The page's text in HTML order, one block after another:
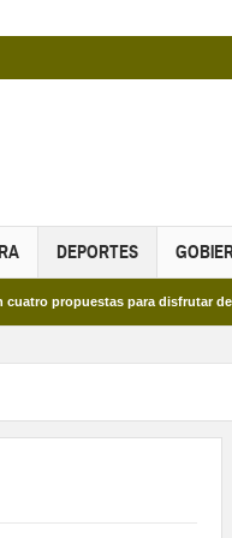
DEPORTES
para disfrutar del